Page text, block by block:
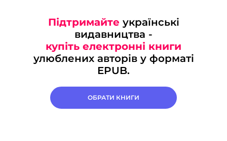
Підтримайте українські
видавництва -
купіть електронні книги
улюблених авторів у форматі
EPUB.
ОБРАТИ КНИГИ